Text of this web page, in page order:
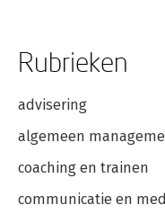
Rubrieken
advisering
algemeen
coaching en trainen
communicatie en